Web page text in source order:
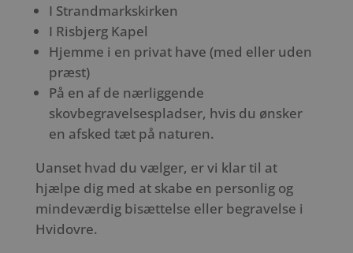
I Strandmarkskirken
I Risbjerg Kapel
Hjemme i en privat have (med eller uden
præst)
På en af de nærliggende
skovbegravelsespladser, hvis du ønsker
en afsked tæt på naturen.
Uanset hvad du vælger, er vi klar til at
hjælpe dig med at skabe en personlig og
mindeværdig bisættelse eller begravelse i
Hvidovre.